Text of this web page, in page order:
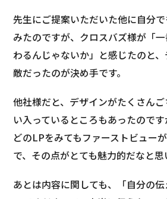
先生にご提案いただいた他に自分
みたのですが、クロスバズ様が「
わるんじゃないか」と感じたのと
敵だったのが決め手です。
他社様だと、デザインがたくさん
い入っているところもあったので
どのLPをみてもファーストビュー
で、その点がとても魅力的だなと思
あとは内容に関しても、「自分の